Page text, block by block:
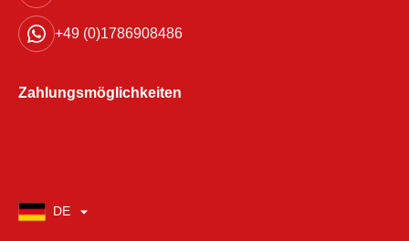
+49 (0)1786908486
Zahlungsmöglichkeiten
DE